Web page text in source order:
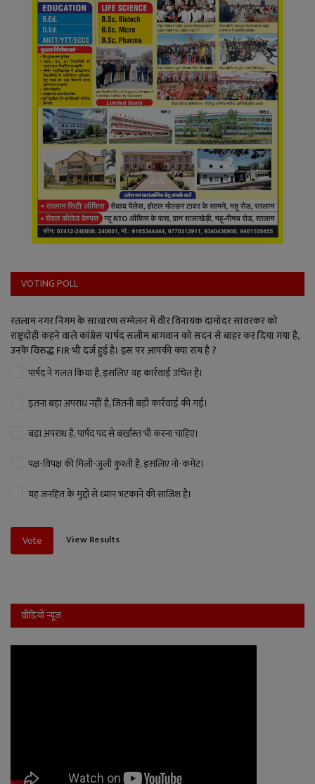
VOTING POLL
रतलाम नगर निगम के साधारण सम्मेलन में वीर विनायक दामोदर सावरकर को
राष्ट्रदोही कहने वाले कांग्रेस पार्षद सलीम बागवान को सदन से बाहर कर दिया गया है,
उनके विरुद्ध FIR भी दर्ज हुई है। इस पर आपकी क्या राय है ?
पार्षद ने गलत किया है, इसलिए यह कार्रवाई उचित है।
इतना बड़ा अपराध नहीं है, जितनी बड़ी कार्रवाई की गई।
बड़ा अपराध है, पार्षद पद से बर्खास्त भी करना चाहिए।
पक्ष-विपक्ष की मिली-जुली कुश्ती है, इसलिए नो-कमेंट।
यह जनहित के मुद्दों से ध्यान भटकाने की साजिश है।
Vote View Results
वीडियो न्यूज